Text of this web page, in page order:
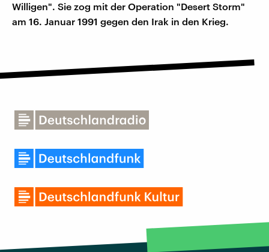
Willigen". Sie zog mit der Operation "Desert Storm"
am 16. Januar 1991 gegen den Irak in den Krieg.